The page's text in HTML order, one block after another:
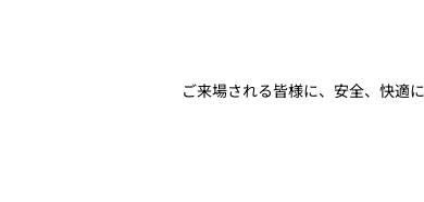
ご来場される皆様に、安全、快適